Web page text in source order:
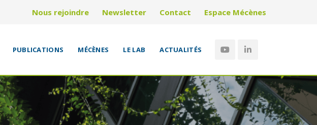
Nous rejoindre Newsletter Contact Espace Mécènes
PUBLICATIONS MÉCÈNES LE LAB ACTUALITÉS